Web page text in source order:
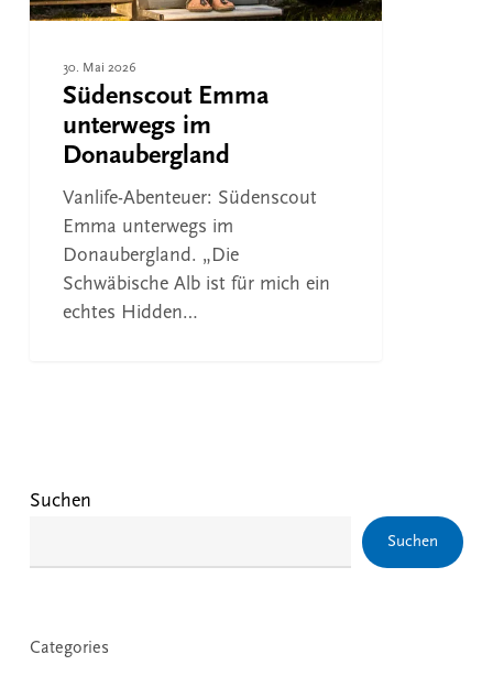
30. Mai 2026
Südenscout Emma
unterwegs im
Donaubergland
Vanlife-Abenteuer: Südenscout
Emma unterwegs im
Donaubergland. „Die
Schwäbische Alb ist für mich ein
echtes Hidden…
Suchen
Suchen
Categories